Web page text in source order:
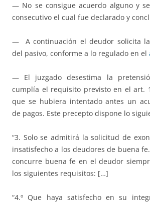
— No se consigue acuerdo alguno y
consecutivo el cual fue declarado y
— A continuación el deudor solicita la
del pasivo, conforme a lo regulado en el
— El juzgado desestima la
cumplía el requisito previsto en el art.
que se hubiera intentado antes un
de pagos. Este precepto dispone lo
“3. Solo se admitirá la solicitud de
insatisfecho a los deudores de buena
concurre buena fe en el deudor
los siguientes requisitos: […]
“4.º Que haya satisfecho en su